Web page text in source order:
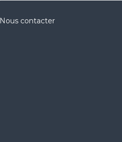
Nous contacter